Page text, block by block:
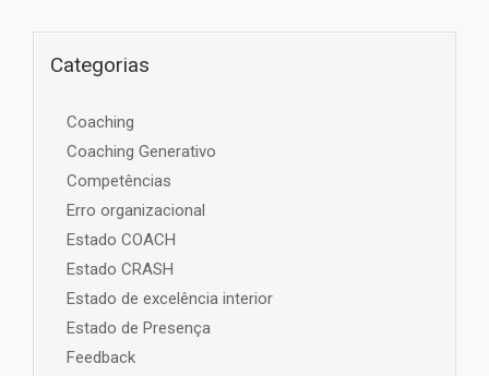
Categorias
Coaching
Coaching Generativo
Competências
Erro organizacional
Estado COACH
Estado CRASH
Estado de excelência interior
Estado de Presença
Feedback